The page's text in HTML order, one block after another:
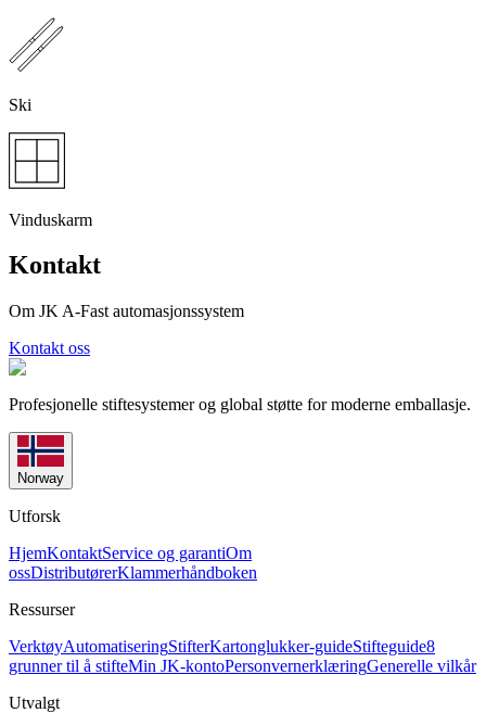
Ski
Vinduskarm
Kontakt
Om JK A-Fast automasjonssystem
Kontakt oss
Profesjonelle stiftesystemer og global støtte for moderne emballasje.
Norway
Utforsk
HjemKontaktService og garantiOm
ossDistributørerKlammerhåndboken
Ressurser
VerktøyAutomatiseringStifterKartonglukker-guideStifteguide8
grunner til å stifteMin JK-kontoPersonvernerklæringGenerelle vilkår
Utvalgt